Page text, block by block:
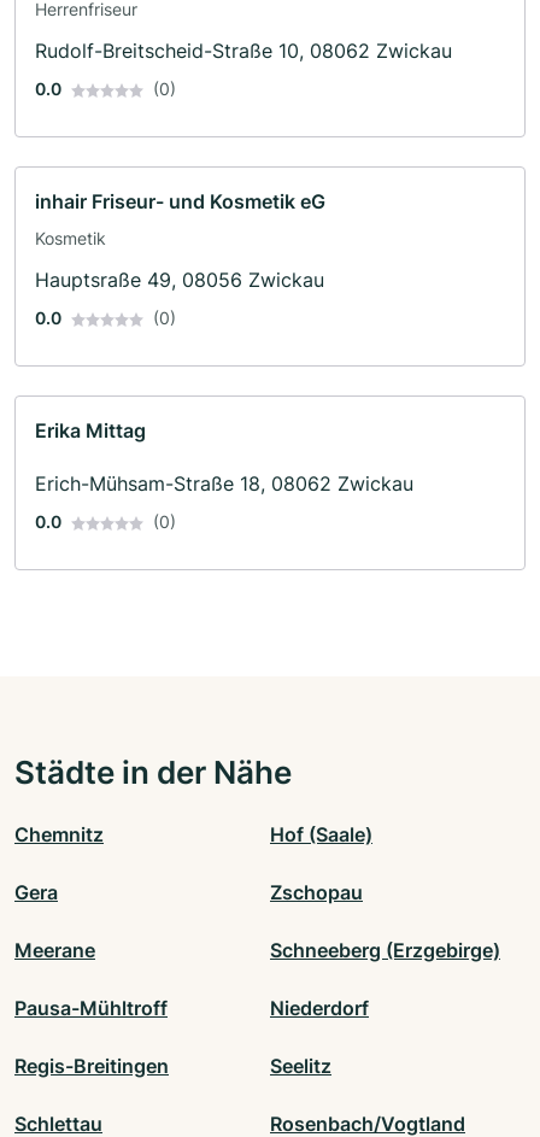
Herrenfriseur
Rudolf-Breitscheid-Straße 10, 08062 Zwickau
0.0 (0)
inhair Friseur- und Kosmetik eG
Kosmetik
Hauptsraße 49, 08056 Zwickau
0.0 (0)
Erika Mittag
Erich-Mühsam-Straße 18, 08062 Zwickau
0.0 (0)
Städte in der Nähe
Chemnitz Hof (Saale)
Gera Zschopau
Meerane Schneeberg (Erzgebirge)
Pausa-Mühltroff Niederdorf
Regis-Breitingen Seelitz
Schlettau Rosenbach/Vogtland